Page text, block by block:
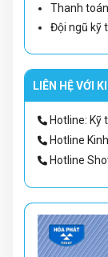
Thanh
Đội ngũ kỹ
LIÊN HỆ VỚI
Hotline: Kỹ
Hotline
Hotline